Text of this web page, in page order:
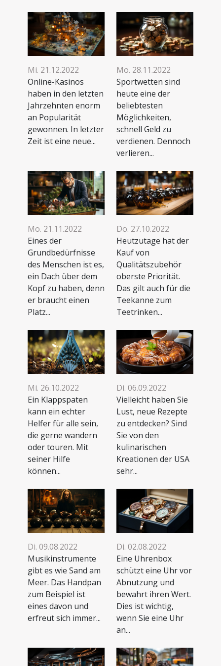
Mi. 21.12.2022
Online-Kasinos
haben in den letzten
Jahrzehnten enorm
an Popularität
gewonnen. In letzter
Zeit ist eine neue...
Mo. 28.11.2022
Sportwetten sind
heute eine der
beliebtesten
Möglichkeiten,
schnell Geld zu
verdienen. Dennoch
verlieren...
Mo. 21.11.2022
Eines der
Grundbedürfnisse
des Menschen ist es,
ein Dach über dem
Kopf zu haben, denn
er braucht einen
Platz...
Do. 27.10.2022
Heutzutage hat der
Kauf von
Qualitätszubehör
oberste Priorität.
Das gilt auch für die
Teekanne zum
Teetrinken...
Mi. 26.10.2022
Ein Klappspaten
kann ein echter
Helfer für alle sein,
die gerne wandern
oder touren. Mit
seiner Hilfe
können...
Di. 06.09.2022
Vielleicht haben Sie
Lust, neue Rezepte
zu entdecken? Sind
Sie von den
kulinarischen
Kreationen der USA
sehr...
Di. 09.08.2022
Musikinstrumente
gibt es wie Sand am
Meer. Das Handpan
zum Beispiel ist
eines davon und
erfreut sich immer...
Di. 02.08.2022
Eine Uhrenbox
schützt eine Uhr vor
Abnutzung und
bewahrt ihren Wert.
Dies ist wichtig,
wenn Sie eine Uhr
an...